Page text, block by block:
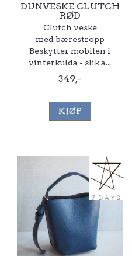
DUNVESKE CLUTCH
RØD
Clutch veske
med bærestropp
Beskytter mobilen i
vinterkulda - slik a...
349,-
KJØP